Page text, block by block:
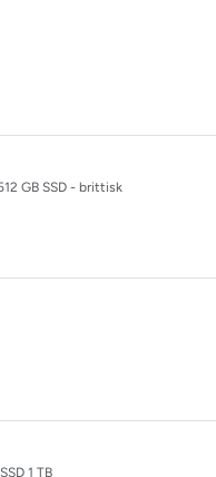
GB SSD - brittisk
1 TB